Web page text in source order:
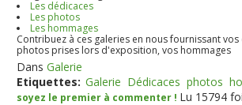
Les dédicaces
Les photos
Les hommages
Contribuez à ces galeries en nous fournissant
photos prises lors d'exposition, vos hommages
DansGalerie
Etiquettes: Galerie Dédicaces photos
soyez le premier à commenter ! Lu 15794